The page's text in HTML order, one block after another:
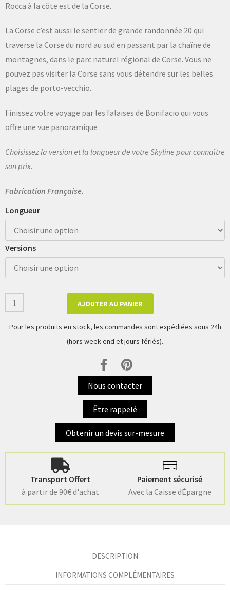
Rocca à la côte est de la Corse.
La Corse c’est aussi le sentier de grande randonnée 20 qui
traverse la Corse du nord au sud en passant par la chaîne de
montagnes, dans le parc naturel régional de Corse. Vous ne
pouvez pas visiter la Corse sans vous détendre sur les belles
plages de porto-vecchio.
Finissez votre voyage par les falaises de Bonifacio qui vous
offre une vue panoramique
Choisissez la version et la longueur de votre Skyline pour connaître
son prix.
Fabrication Française.
Longueur
Versions
AJOUTER AU PANIER
Pour les produits en stock, les commandes sont expédiées sous 24h
(hors week-end et jours fériés).
Nous contacter
Être rappelé
Obtenir un devis sur-mesure
Transport Offert
à partir de 90€ d'achat
Paiement sécurisé
Avec la Caisse dÉpargne
DESCRIPTION
INFORMATIONS COMPLÉMENTAIRES